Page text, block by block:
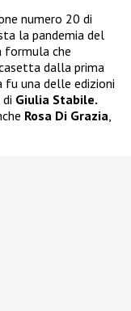
numero 20 di
la pandemia del
formula che
dalla prima
fu una delle edizioni
Giulia Stabile.
Rosa Di Grazia,